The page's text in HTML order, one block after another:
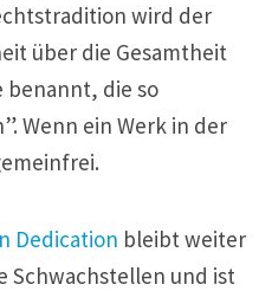
wird der
über die Gesamtheit
benannt, die so
Wenn ein Werk in der
Dedication bleibt weiter
Schwachstellen und ist